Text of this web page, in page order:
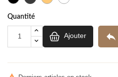
Quantité
Ajouter 